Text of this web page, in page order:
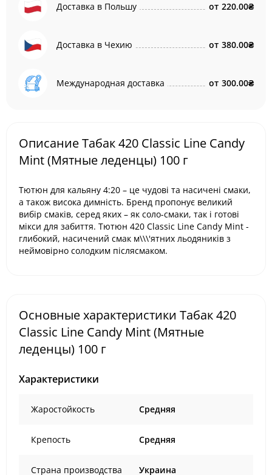
Доставка в Польшу от 220.00₴
Доставка в Чехию от 380.00₴
Международная доставка от 300.00₴
Описание Табак 420 Classic Line Candy
Mint (Мятные леденцы) 100 г
Тютюн для кальяну 4:20 – це чудові та насичені смаки,
а також висока димність. Бренд пропонує великий
вибір смаків, серед яких – як соло-смаки, так і готові
мікси для забиття. Тютюн 420 Classic Line Candy Mint -
глибокий, насичений смак м\\\'ятних льодяників з
неймовірно солодким післясмаком.
Основные характеристики Табак 420
Classic Line Candy Mint (Мятные
леденцы) 100 г
Характеристики
Жаростойкость Средняя
Крепость Средняя
Страна производства Украина